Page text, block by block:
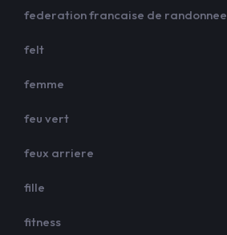
federation francaise de randonnee
felt
femme
feu vert
feux arriere
fille
fitness